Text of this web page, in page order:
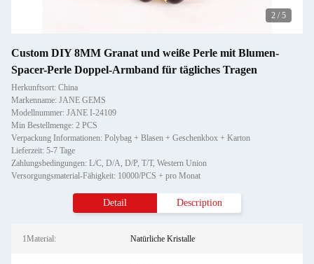
2 / 5
Custom DIY 8MM Granat und weiße Perle mit Blumen-
Spacer-Perle Doppel-Armband für tägliches Tragen
Herkunftsort: China
Markenname: JANE GEMS
Modellnummer: JANE I-24109
Min Bestellmenge: 2 PCS
Verpackung Informationen: Polybag + Blasen + Geschenkbox + Karton
Lieferzeit: 5-7 Tage
Zahlungsbedingungen: L/C, D/A, D/P, T/T, Western Union
Versorgungsmaterial-Fähigkeit: 10000/PCS + pro Monat
Detail Description
1Material: Natürliche Kristalle